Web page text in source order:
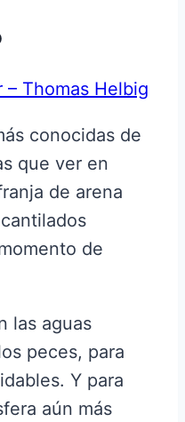
– Thomas Helbig
conocidas de
que ver en
de arena
de
las aguas
peces, para
Y para
aún más